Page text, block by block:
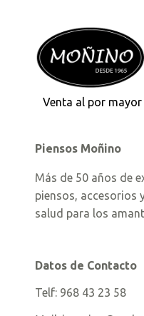
Venta al por mayor
Piensos Moñino
Más de 50 años de
piensos, accesorios
salud para los
Datos de Contacto
Telf: 968 43 23 58